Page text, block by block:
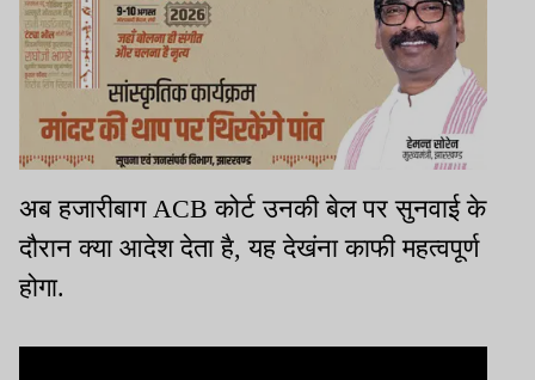
अब हजारीबाग ACB कोर्ट उनकी बेल पर सुनवाई के
दौरान क्या आदेश देता है, यह देखंना काफी महत्वपूर्ण
होगा.